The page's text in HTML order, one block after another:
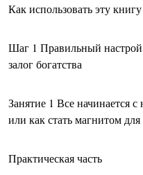
Как использовать эту книгу
Шаг 1 Правильный настрой
залог богатства
Занятие 1 Все начинается
или как стать магнитом для
Практическая часть